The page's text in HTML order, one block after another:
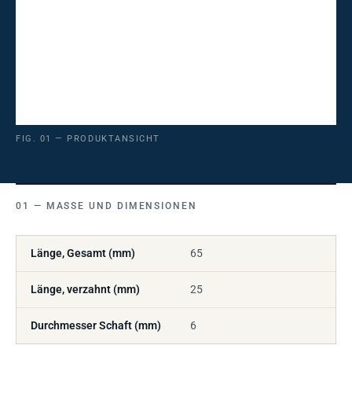
FIG. 01 — PRODUKTANSICHT
MASSE UND DIMENSIONEN
Länge, Gesamt (mm) 65
Länge, verzahnt (mm) 25
Durchmesser Schaft (mm) 6